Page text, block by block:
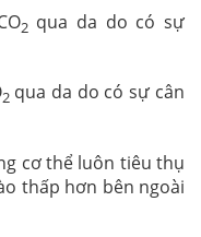
2 qua da do có sự
2 qua da do có sự cân
cơ thể luôn tiêu thụ
thấp hơn bên ngoài